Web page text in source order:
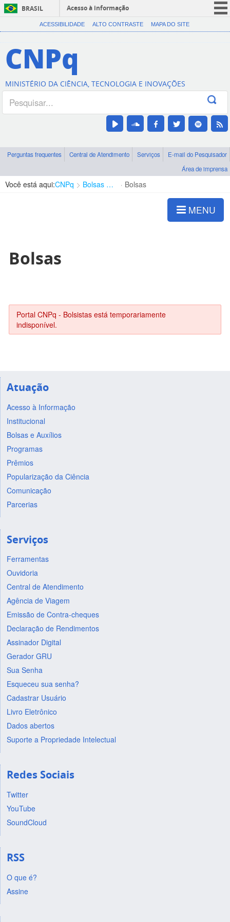
BRASIL
Acesso à informação
CORONAVÍRUS (COVID-19)
Canais
ACESSIBILIDADE ALTO CONTRASTE MAPA DO SITE
CNPq
MINISTÉRIO DA CIÊNCIA, TECNOLOGIA E INOVAÇÕES
Perguntas frequentes Central de Atendimento Serviços
E-mail do Pesquisador
Área de imprensa
Você está aqui:CNPq Bolsas e Auxílios Vigentes Bolsas
MENU
Bolsas
Portal CNPq - Bolsistas está temporariamente
indisponível.
Atuação
Acesso à Informação
Institucional
Bolsas e Auxílios
Programas
Prêmios
Popularização da Ciência
Comunicação
Parcerias
Serviços
Ferramentas
Ouvidoria
Central de Atendimento
Agência de Viagem
Emissão de Contra-cheques
Declaração de Rendimentos
Assinador Digital
Gerador GRU
Sua Senha
Esqueceu sua senha?
Cadastrar Usuário
Livro Eletrônico
Dados abertos
Suporte a Propriedade Intelectual
Redes Sociais
Twitter
YouTube
SoundCloud
RSS
O que é?
Assine